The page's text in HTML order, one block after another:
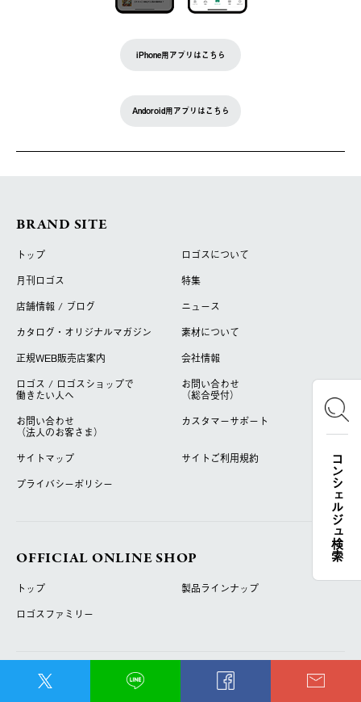
iPhone用アプリはこちら
Andoroid用アプリはこちら
コンシェルジュ検索
BRAND SITE
トップ
ロゴスについて
月刊ロゴス
特集
店舗情報 / ブログ
ニュース
カタログ・オリジナルマガジン
素材について
正規WEB販売店案内
会社情報
ロゴス / ロゴスショップで
働きたい人へ
お問い合わせ
（総合受付）
お問い合わせ
（法人のお客さま）
カスタマーサポート
サイトマップ
サイトご利用規約
プライバシーポリシー
OFFICIAL ONLINE SHOP
トップ
製品ラインナップ
ロゴスファミリー
ACTIVITY LOGOS